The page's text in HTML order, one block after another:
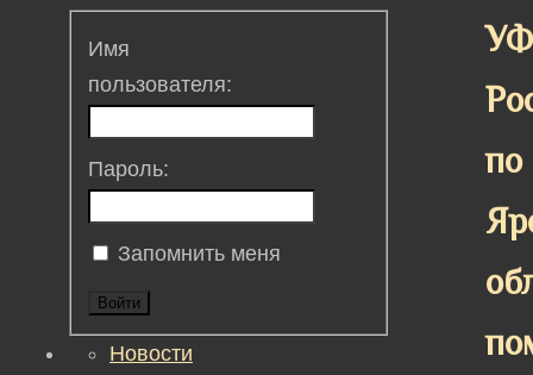
по
Имя
пользователя:
Пароль:
Запомнить меня
Войти
Новости